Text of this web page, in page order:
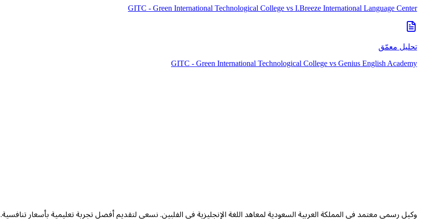
GITC - Green International Technological College vs I.Breeze International Language Center
تحليل معمّق
GITC - Green International Technological College vs Genius English Academy
وكيل رسمي معتمد في المملكة العربية السعودية لمعاهد اللغة الإنجليزية في الفلبين. نسعى لتقديم أفضل تجربة تعليمية بأسعار تنافسية.